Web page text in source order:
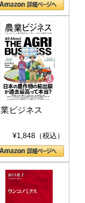
ビジネス
¥1,848（税込）